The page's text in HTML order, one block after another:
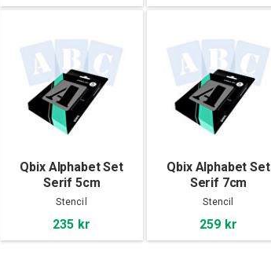
Qbix Alphabet Set
Serif 5cm
Stencil
235 kr
Qbix Alphabet Set
Serif 7cm
Stencil
259 kr